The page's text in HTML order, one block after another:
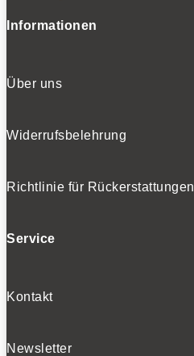
Informationen
Über uns
Widerrufsbelehrung
Richtlinie für Rückerstattungen
Service
Kontakt
Newsletter